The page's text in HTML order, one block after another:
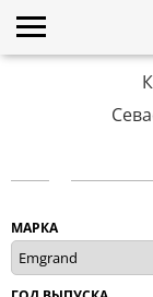
МАРКА